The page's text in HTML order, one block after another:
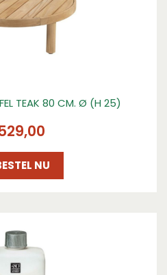
TEAK 80 CM. Ø (H 25)
,00
NU